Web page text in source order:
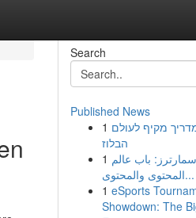
Search
Published News
1 מקיף לעולם
הבלוז
1 باب عالم
المحتوى والمحتوى...
1 eSports
Showdown: The